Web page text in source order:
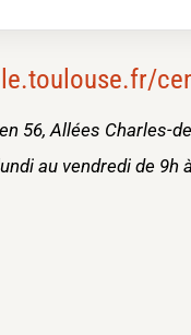
56, Allées Charles-
au vendredi de 9h